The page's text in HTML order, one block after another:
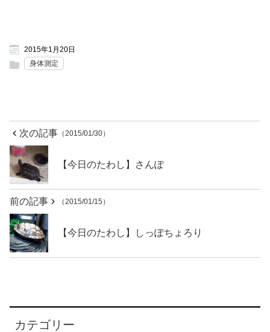
2015年1月20日
身体測定
次の記事 （2015/01/30）
【今日のたわし】さんぽ
前の記事 （2015/01/15）
【今日のたわし】しっぽちょろり
カテゴリー